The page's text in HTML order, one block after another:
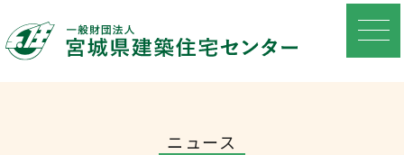
ニュース